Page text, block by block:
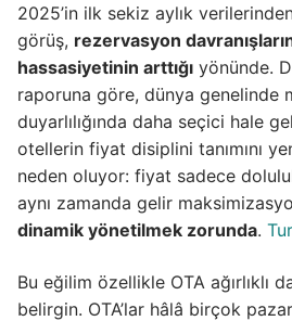
2025’in ilk sekiz aylık
görüş, rezervasyon
hassasiyetinin arttığı yönünde.
raporuna göre, dünya genelinde
duyarlılığında daha seçici hale
otellerin fiyat disiplini tanımını
neden oluyor: fiyat sadece
aynı zamanda gelir
dinamik yönetilmek zorunda.
Bu eğilim özellikle OTA ağırlıklı
belirgin. OTA’lar hâlâ birçok